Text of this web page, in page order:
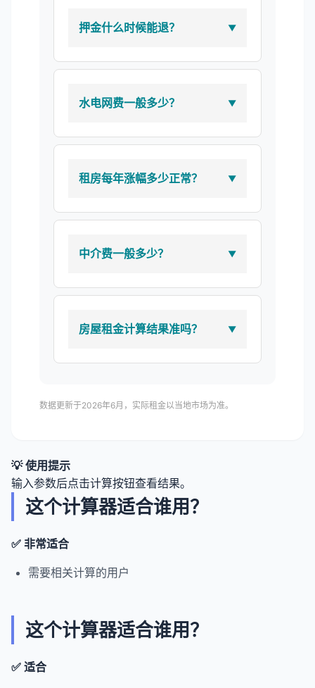
押金什么时候能退？
水电网费一般多少？
租房每年涨幅多少正常？
中介费一般多少？
房屋租金计算结果准吗？
数据更新于2026年6月，实际租金以当地市场为准。
💡 使用提示
输入参数后点击计算按钮查看结果。
这个计算器适合谁用？
✅ 非常适合
需要相关计算的用户
这个计算器适合谁用？
✅ 适合